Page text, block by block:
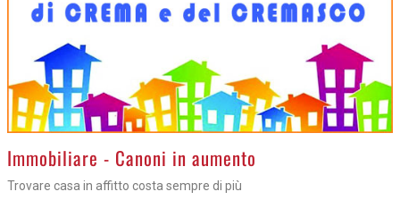
>Immobiliare - Canoni in aumento
Trovare casa in affitto costa sempre di più